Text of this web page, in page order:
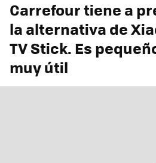
Carrefour tiene a
la alternativa de
TV Stick. Es
muy útil